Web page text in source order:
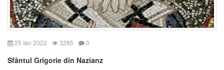
25 Ian 2022 3285 0
Sfântul Grigorie din Nazianz